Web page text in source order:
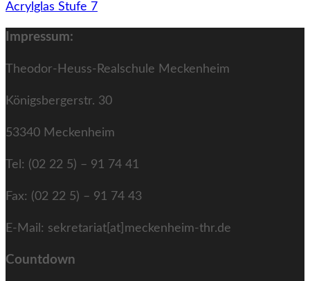
Acrylglas Stufe 7
Impressum:
Theodor-Heuss-Realschule Meckenheim
Königsbergerstr. 30
53340 Meckenheim
Tel: (02 22 5) – 91 74 41
Fax: (02 22 5) – 91 74 43
E-Mail: sekretariat[at]meckenheim-thr.de
Countdown